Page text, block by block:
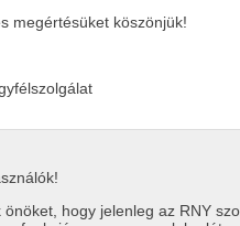
megértésüket köszönjük!
önöket, hogy jelenleg az RNY